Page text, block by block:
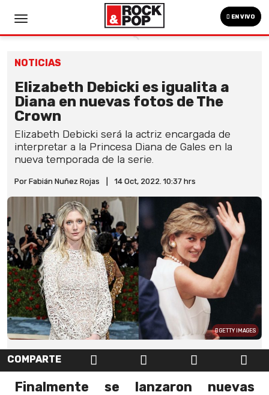
EN VIVO
NOTICIAS
Elizabeth Debicki es igualita a
Diana en nuevas fotos de The
Crown
Elizabeth Debicki será la actriz encargada de
interpretar a la Princesa Diana de Gales en la
nueva temporada de la serie.
Por Fabián Nuñez Rojas 14 Oct, 2022. 10:37 hrs
GETTY IMAGES
COMPARTE
Finalmente se lanzaron nuevas